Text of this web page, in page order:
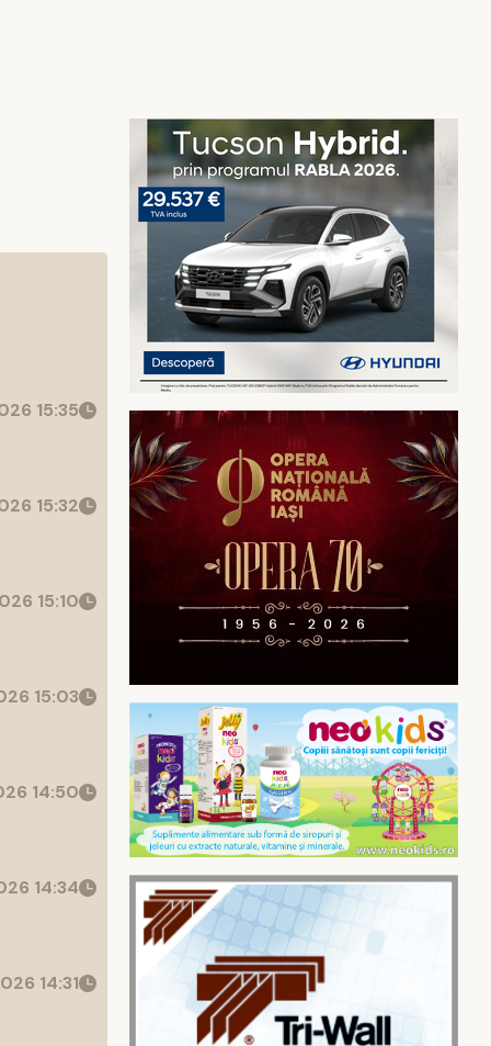
15:35
15:32
15:10
15:03
14:50
14:34
14:31